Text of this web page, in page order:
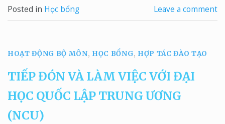
Posted in Học bổng Leave a comment
HOẠT ĐỘNG BỘ MÔN, HỌC BỔNG, HỢP TÁC ĐÀO TẠO
TIẾP ĐÓN VÀ LÀM VIỆC VỚI ĐẠI
HỌC QUỐC LẬP TRUNG ƯƠNG
(NCU)